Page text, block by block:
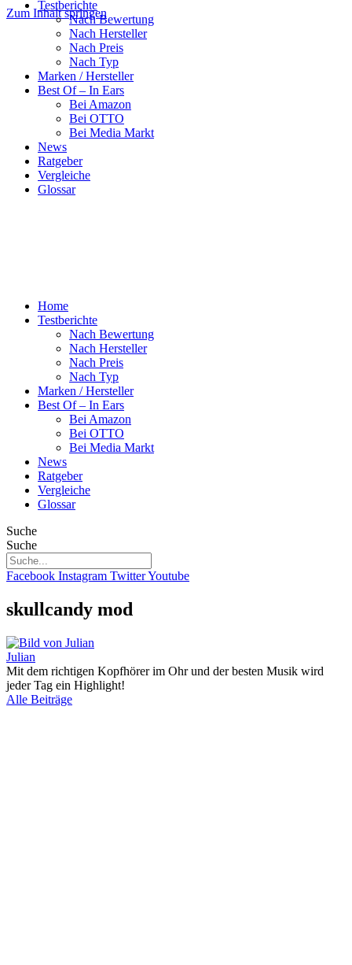
Zum Inhalt springen
Testberichte
Nach Bewertung
Nach Hersteller
Nach Preis
Nach Typ
Marken / Hersteller
Best Of – In Ears
Bei Amazon
Bei OTTO
Bei Media Markt
News
Ratgeber
Vergleiche
Glossar
Home
Testberichte
Nach Bewertung
Nach Hersteller
Nach Preis
Nach Typ
Marken / Hersteller
Best Of – In Ears
Bei Amazon
Bei OTTO
Bei Media Markt
News
Ratgeber
Vergleiche
Glossar
Suche
Suche
Facebook Instagram TwitterYoutube
skullcandy mod
Julian
Mit dem richtigen Kopfhörer im Ohr und der besten Musik wird
jeder Tag ein Highlight!
Alle Beiträge